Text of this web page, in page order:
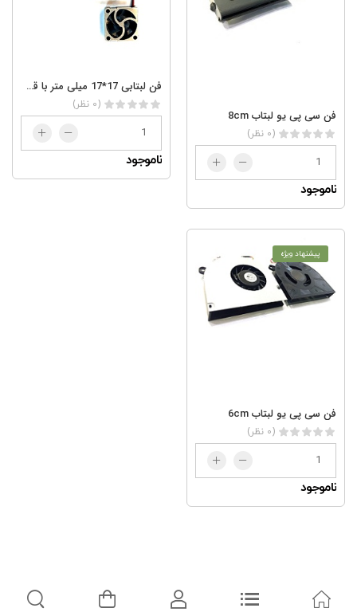
فن سی پی یو لبتاب 8cm
(0 نظر)
ناموجود
فن لبتابی 17*17 میلی متر با قطر 8 میلی متر
(0 نظر)
ناموجود
پیشنهاد ویژه
فن سی پی یو لبتاب 6cm
(0 نظر)
ناموجود